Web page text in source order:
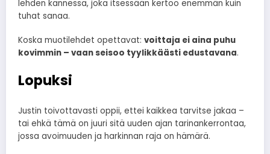
lehden kannessa, joka itsessään kertoo enemmän kuin
tuhat sanaa.
Koska muotilehdet opettavat: voittaja ei aina puhu
kovimmin – vaan seisoo tyylikkäästi edustavana.
Lopuksi
Justin toivottavasti oppii, ettei kaikkea tarvitse jakaa –
tai ehkä tämä on juuri sitä uuden ajan tarinankerrontaa,
jossa avoimuuden ja harkinnan raja on hämärä.